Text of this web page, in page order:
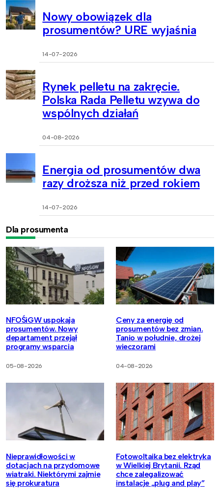
Nowy obowiązek dla
prosumentów? URE wyjaśnia
14-07-2026
Rynek pelletu na zakręcie.
Polska Rada Pelletu wzywa do
wspólnych działań
04-08-2026
Energia od prosumentów dwa
razy droższa niż przed rokiem
14-07-2026
Dla prosumenta
NFOŚiGW uspokaja
prosumentów. Nowy
departament przejął
programy wsparcia
05-08-2026
Ceny za energię od
prosumentów bez zmian.
Tanio w południe, drożej
wieczorami
04-08-2026
Nieprawidłowości w
dotacjach na przydomowe
wiatraki. Niektórymi zajmie
się prokuratura
Fotowoltaika bez elektryka
w Wielkiej Brytanii. Rząd
chce zalegalizować
instalacje „plug and play”